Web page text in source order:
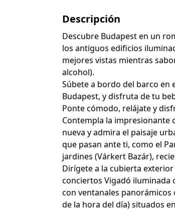
Descripción
Descubre Budapest en un
los antiguos edificios
mejores vistas mientras
alcohol).
Súbete a bordo del barco en
Budapest, y disfruta de tu
Ponte cómodo, relájate y
Contempla la impresionante
nueva y admira el paisaje
que pasan ante ti, como el
jardines (Várkert Bazár),
Dirígete a la cubierta
conciertos Vigadó iluminada
con ventanales
de la hora del día) situados